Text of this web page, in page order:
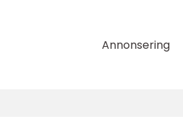
Annonsering